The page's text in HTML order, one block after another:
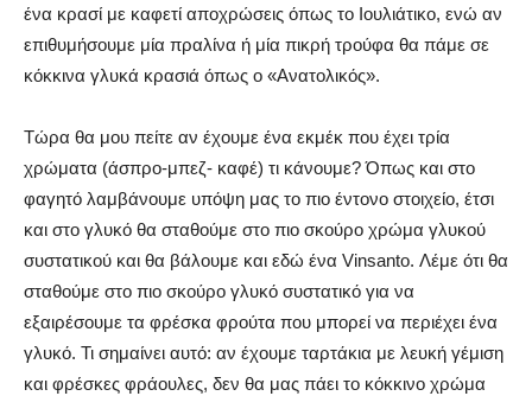
ένα κρασί με καφετί αποχρώσεις όπως το Ιουλιάτικο, ενώ αν
επιθυμήσουμε μία πραλίνα ή μία πικρή τρούφα θα πάμε σε
κόκκινα γλυκά κρασιά όπως ο «Ανατολικός».
Τώρα θα μου πείτε αν έχουμε ένα εκμέκ που έχει τρία
χρώματα (άσπρο-μπεζ- καφέ) τι κάνουμε? Όπως και στο
φαγητό λαμβάνουμε υπόψη μας το πιο έντονο στοιχείο, έτσι
και στο γλυκό θα σταθούμε στο πιο σκούρο χρώμα γλυκού
συστατικού και θα βάλουμε και εδώ ένα Vinsanto. Λέμε ότι θα
σταθούμε στο πιο σκούρο γλυκό συστατικό για να
εξαιρέσουμε τα φρέσκα φρούτα που μπορεί να περιέχει ένα
γλυκό. Τι σημαίνει αυτό: αν έχουμε ταρτάκια με λευκή γέμιση
και φρέσκες φράουλες, δεν θα μας πάει το κόκκινο χρώμα